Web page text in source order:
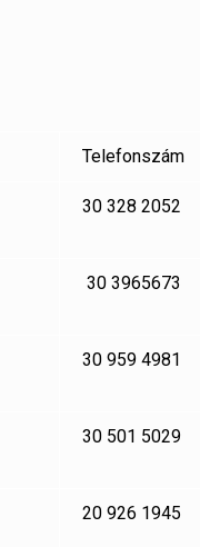
Telefonszám
30 328 2052
30 3965673
30 959 4981
30 501 5029
20 926 1945